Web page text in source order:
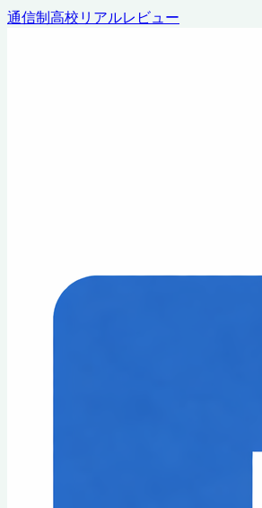
通信制高校リアルレビュー